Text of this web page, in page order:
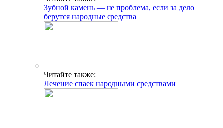
Зубной камень — не проблема, если за дело
берутся народные средства
Читайте также:
Лечение спаек народными средствами